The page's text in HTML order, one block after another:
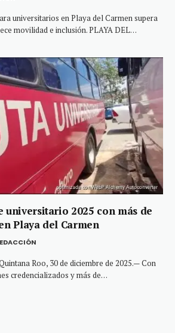
universitarios en Playa del Carmen supera
movilidad e inclusión. PLAYA DEL…
universitario 2025 con más de
Playa del Carmen
Roo, 30 de diciembre de 2025.— Con
credencializados y más de…